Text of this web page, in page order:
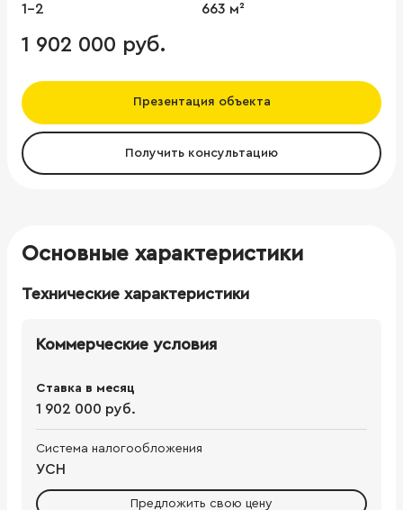
1-2 663 м²
1 902 000 руб.
Презентация объекта
Получить консультацию
Основные характеристики
Технические характеристики
Коммерческие условия
Ставка в месяц
1 902 000 руб.
Система налогообложения
УСН
Предложить свою цену